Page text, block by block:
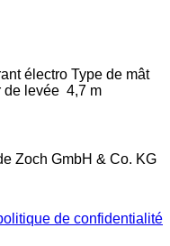
électro Type de mât
de levée 4,7 m
Zoch GmbH & Co. KG
de confidentialité